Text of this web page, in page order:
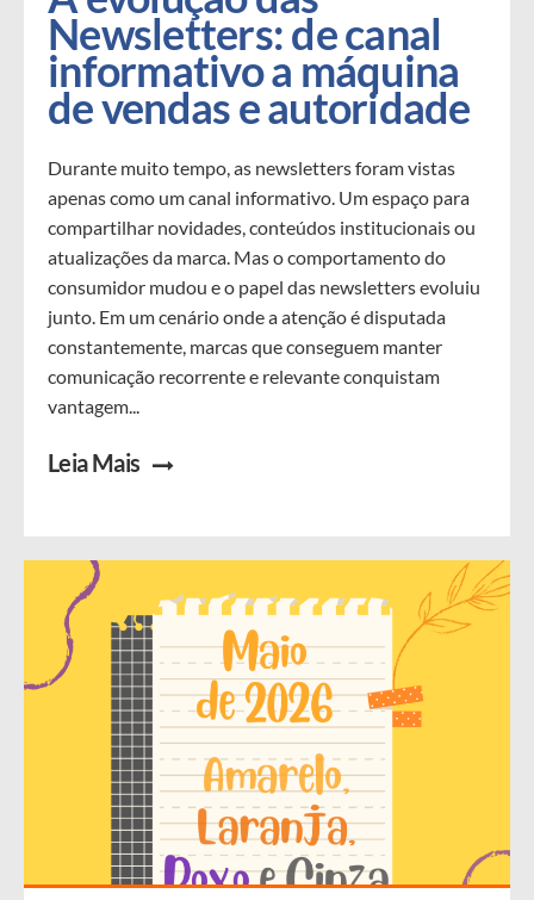
Newsletters: de canal
informativo a máquina
de vendas e autoridade
Durante muito tempo, as newsletters foram vistas
apenas como um canal informativo. Um espaço para
compartilhar novidades, conteúdos institucionais ou
atualizações da marca. Mas o comportamento do
consumidor mudou e o papel das newsletters evoluiu
junto. Em um cenário onde a atenção é disputada
constantemente, marcas que conseguem manter
comunicação recorrente e relevante conquistam
vantagem...
Leia Mais